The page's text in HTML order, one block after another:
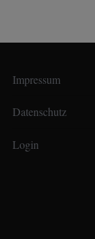
Impressum
Datenschutz
Login